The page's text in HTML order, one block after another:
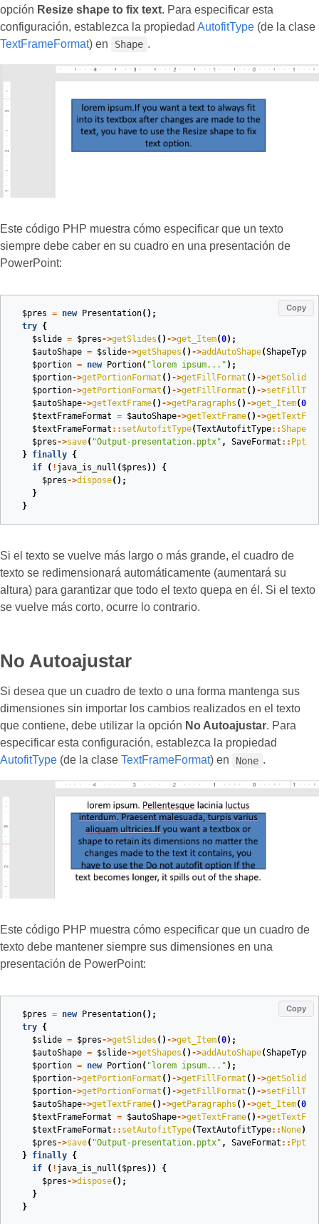
opción Resize shape to fix text. Para especificar esta
configuración, establezca la propiedad AutofitType (de la clase
TextFrameFormat) en Shape .
Este código PHP muestra cómo especificar que un texto
siempre debe caber en su cuadro en una presentación de
PowerPoint:
Copy
$pres = new Presentation();
try {
$slide = $pres->getSlides () ->get_Item(0);
$autoShape = $slide->getShapes () ->addAutoShape(ShapeType
$portion = new Portion( "lorem ipsum..." );
$portion->getPortionFormat () ->getFillFormat () ->
$portion->getPortionFormat () ->getFillFormat () ->
$autoShape->getTextFrame() ->getParagraphs () ->get_Item(0
$textFrameFormat = $autoShape->getTextFrame() ->
$textFrameFormat :: setAutofitType(TextAutofitType::Shape
$pres->save( "Output-presentation.pptx" , SaveFormat :: Pptx
} finally {
if
( ! java_is_null ( $pres ))
{
$pres->dispose();
}
}
Si el texto se vuelve más largo o más grande, el cuadro de
texto se redimensionará automáticamente (aumentará su
altura) para garantizar que todo el texto quepa en él. Si el texto
se vuelve más corto, ocurre lo contrario.
No Autoajustar
Si desea que un cuadro de texto o una forma mantenga sus
dimensiones sin importar los cambios realizados en el texto
que contiene, debe utilizar la opción No Autoajustar. Para
especificar esta configuración, establezca la propiedad
AutofitType (de la clase TextFrameFormat) en None .
Este código PHP muestra cómo especificar que un cuadro de
texto debe mantener siempre sus dimensiones en una
presentación de PowerPoint:
Copy
$pres = new Presentation();
try {
$slide = $pres->getSlides () ->get_Item(0);
$autoShape = $slide->getShapes () ->addAutoShape(ShapeType
$portion = new Portion( "lorem ipsum..." );
$portion->getPortionFormat () ->getFillFormat () ->
$portion->getPortionFormat () ->getFillFormat () ->
$autoShape->getTextFrame() ->getParagraphs () ->get_Item(0
$textFrameFormat = $autoShape->getTextFrame() ->
$textFrameFormat :: setAutofitType(TextAutofitType:: None);
$pres->save( "Output-presentation.pptx" , SaveFormat :: Pptx
} finally {
if
( ! java_is_null ( $pres ))
{
$pres->dispose();
}
}